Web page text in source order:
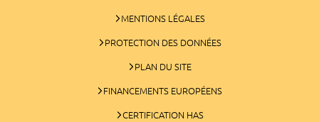
MENTIONS LÉGALES
PROTECTION DES DONNÉES
PLAN DU SITE
FINANCEMENTS EUROPÉENS
CERTIFICATION HAS